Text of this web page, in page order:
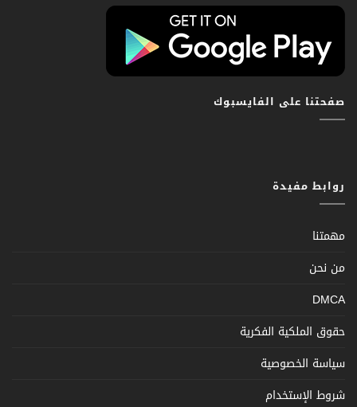
صفحتنا على الفايسبوك
روابط مفيدة
مهمتنا
من نحن
DMCA
حقوق الملكية الفكرية
سياسة الخصوصية
شروط الإستخدام